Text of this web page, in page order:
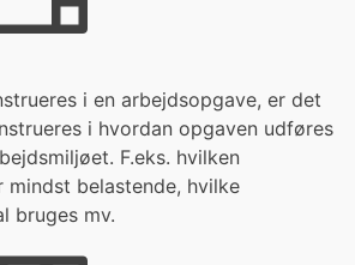
i en arbejdsopgave, er det
i hvordan opgaven udføres
F.eks. hvilken
belastende, hvilke
bruges mv.